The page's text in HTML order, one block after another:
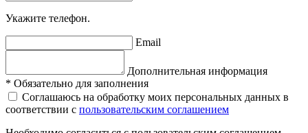
Укажите телефон.
Email
Дополнительная информация
* Обязательно для заполнения
Соглашаюсь на обработку моих персональных данных в
соответствии с пользовательским соглашением